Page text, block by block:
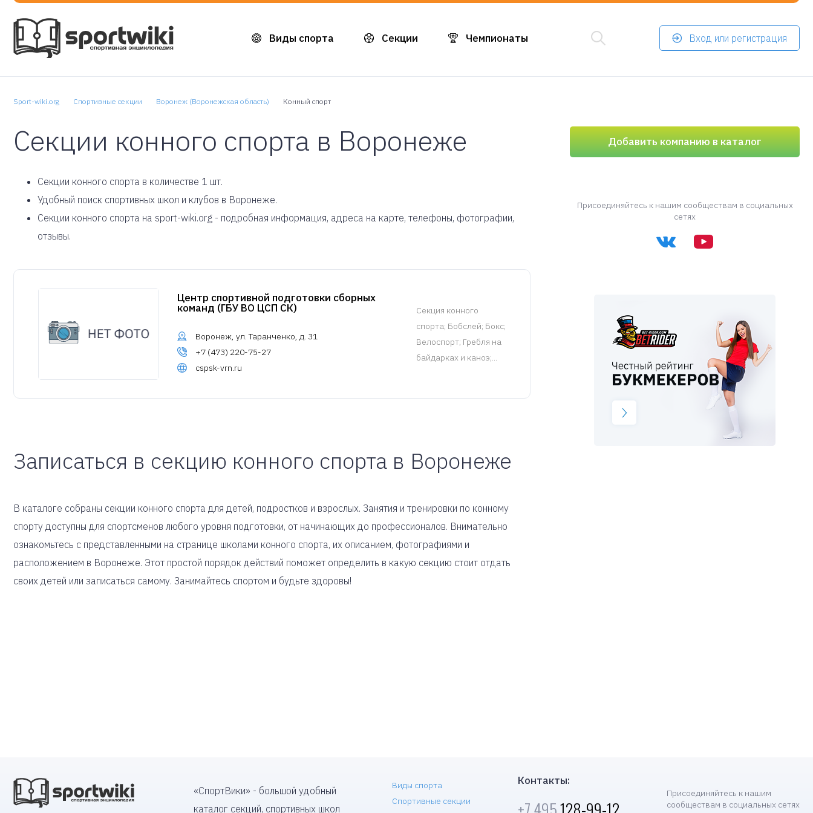
Виды спорта Секции Чемпионаты Вход или регистрация
Sport-wiki.org Спортивные секции Воронеж (Воронежская область) Конный спорт
Секции конного спорта в Воронеже
Cекции конного спорта в количестве 1 шт.
Удобный поиск спортивных школ и клубов в Воронеже.
Секции конного спорта на sport-wiki.org - подробная информация, адреса на карте, телефоны, фотографии,
отзывы.
Центр спортивной подготовки сборных
команд (ГБУ ВО ЦСП СК)
Воронеж, ул. Таранченко, д. 31
+7 (473) 220-75-27
cspsk-vrn.ru
Cекция конного
спорта; Бобслей; Бокс;
Велоспорт; Гребля на
байдарках и каноэ;...
Записаться в секцию конного спорта в Воронеже
В каталоге собраны секции конного спорта для детей, подростков и взрослых. Занятия и тренировки по конному
спорту доступны для спортсменов любого уровня подготовки, от начинающих до профессионалов. Внимательно
ознакомьтесь с представленными на странице школами конного спорта, их описанием, фотографиями и
расположением в Воронеже. Этот простой порядок действий поможет определить в какую секцию стоит отдать
своих детей или записаться самому. Занимайтесь спортом и будьте здоровы!
Добавить компанию в каталог
Присоединяйтесь к нашим сообществам в социальных
сетях
«СпортВики» - большой удобный
каталог секций, спортивных школ
Виды спорта
Спортивные секции
Контакты:
Присоединяйтесь к нашим
сообществам в социальных сетях